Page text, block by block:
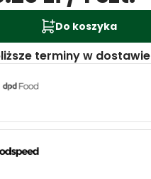
Do koszyka
terminy w dostawie